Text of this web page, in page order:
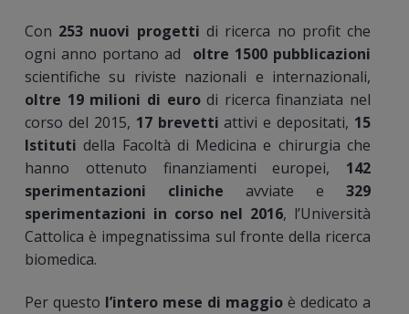
Con 253 nuovi progetti di ricerca no profit che
ogni anno portano ad oltre 1500 pubblicazioni
scientifiche su riviste nazionali e internazionali,
oltre 19 milioni di eurodi ricerca finanziata nel
corso del 2015, 17 brevettiattivi e depositati, 15
Istitutidella Facoltà di Medicina e chirurgia che
hanno ottenuto finanziamenti europei, 142
sperimentazioni cliniche avviate e329
sperimentazioni in corso nel 2016, l’Università
Cattolica è impegnatissima sul fronte della ricerca
biomedica.
Per questo l’intero mese di maggio è dedicato a